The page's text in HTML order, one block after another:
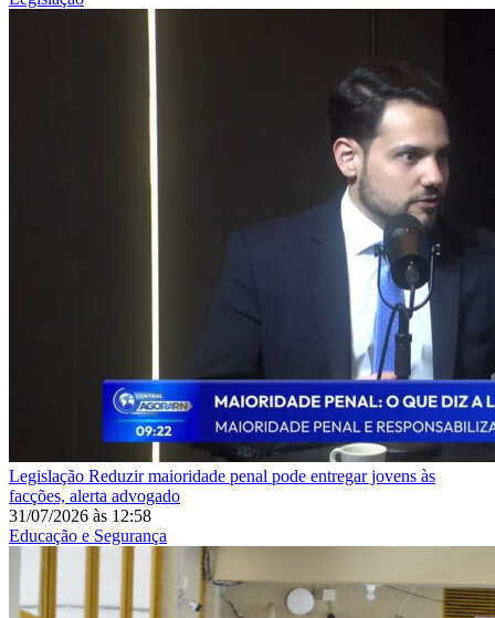
Legislação Reduzir maioridade penal pode entregar jovens às
facções, alerta advogado
31/07/2026 às 12:58
Educação e Segurança